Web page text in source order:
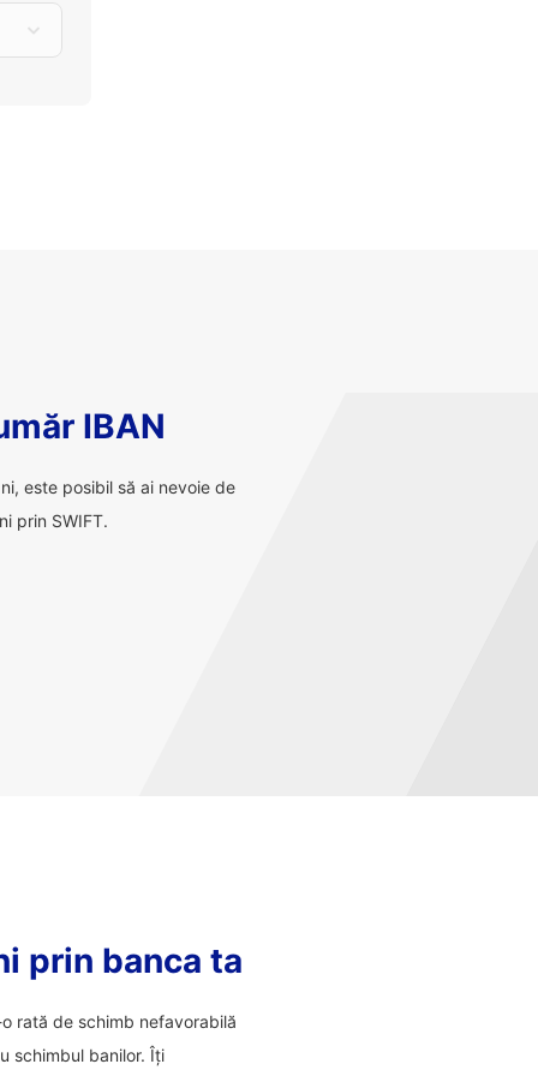
IBAN
este posibil să ai nevoie de
prin SWIFT.
prin banca ta
rată de schimb nefavorabilă
schimbul banilor. Îți